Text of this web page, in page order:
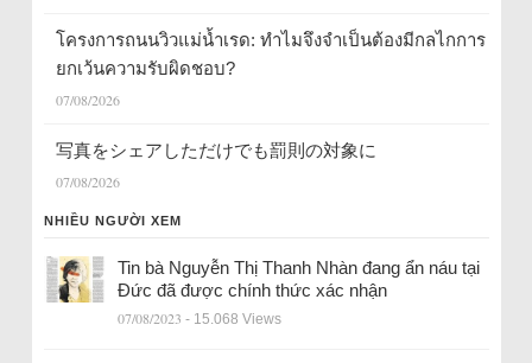
โครงการถนนวิวแม่น้ำเรด: ทำไมจึงจำเป็นต้องมีกลไกการ
ยกเว้นความรับผิดชอบ?
07/08/2026
写真をシェアしただけでも罰則の対象に
07/08/2026
NHIỀU NGƯỜI XEM
Tin bà Nguyễn Thị Thanh Nhàn đang ẩn náu tại
Đức đã được chính thức xác nhận
07/08/2023 - 15.068 Views